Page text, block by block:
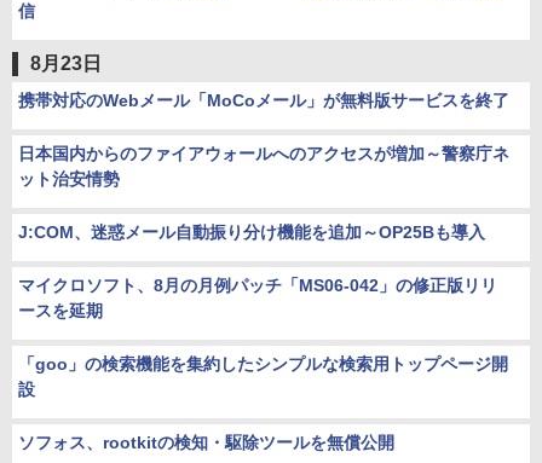
信
8月23日
携帯対応のWebメール「MoCoメール」が無料版サービスを終了
日本国内からのファイアウォールへのアクセスが増加～警察庁ネ
ット治安情勢
J:COM、迷惑メール自動振り分け機能を追加～OP25Bも導入
マイクロソフト、8月の月例パッチ「MS06-042」の修正版リリ
ースを延期
「goo」の検索機能を集約したシンプルな検索用トップページ開
設
ソフォス、rootkitの検知・駆除ツールを無償公開